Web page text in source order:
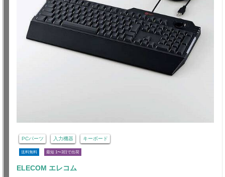
PCパーツ 入力機器 キーボード
送料無料 最短 1〜3日で出荷
ELECOM エレコム